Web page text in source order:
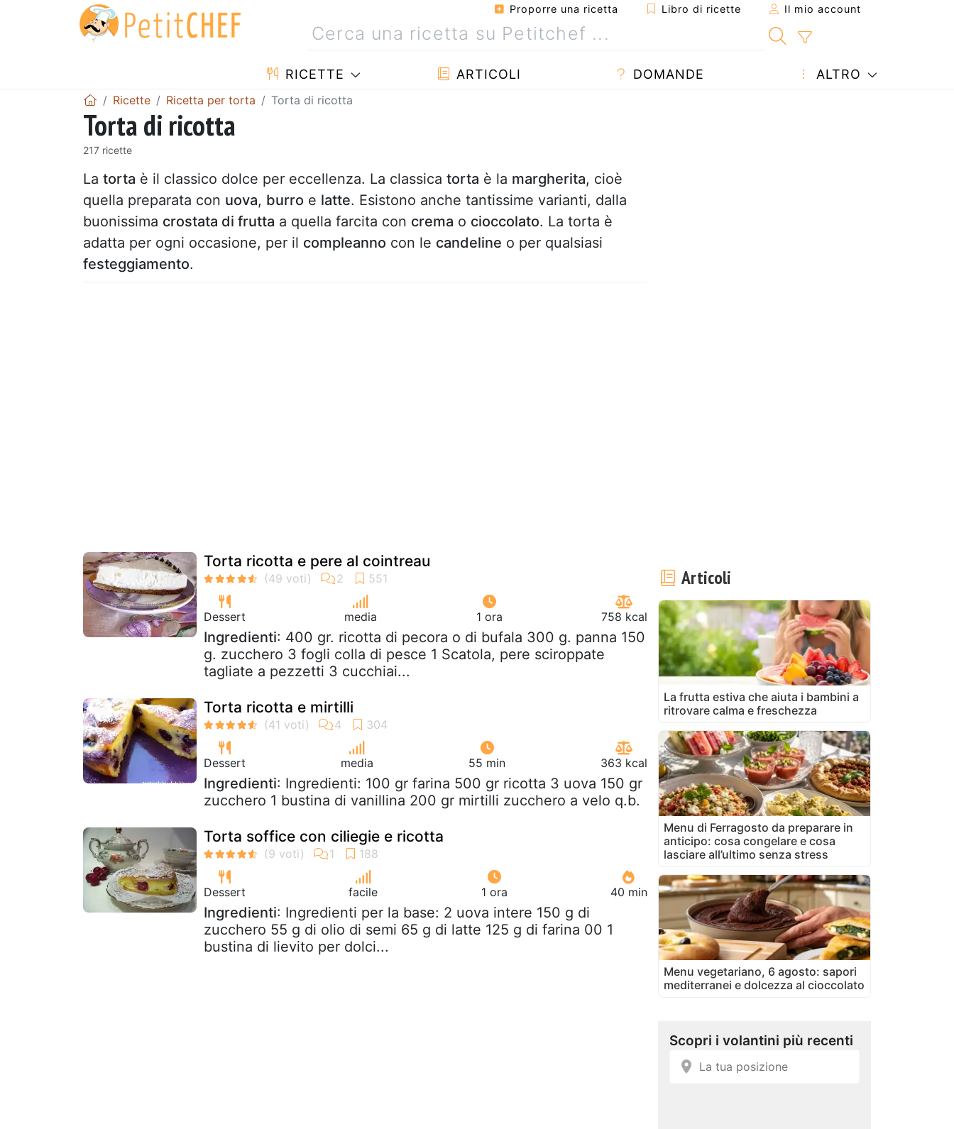
Proporre una ricetta Libro di ricette Il mio account
RICETTE ARTICOLI DOMANDE ALTRO
Ricette Ricetta per torta Torta di ricotta
Torta di ricotta
217 ricette
La torta è il classico dolce per eccellenza. La classica torta è la margherita, cioè
quella preparata con uova, burro e latte. Esistono anche tantissime varianti, dalla
buonissima crostata di frutta a quella farcita con crema o cioccolato. La torta è
adatta per ogni occasione, per il compleanno con le candeline o per qualsiasi
festeggiamento.
Torta ricotta e pere al cointreau
Dessert media 1 ora 758 kcal
Ingredienti: 400 gr. ricotta di pecora o di bufala 300 g. panna 150
g. zucchero 3 fogli colla di pesce 1 Scatola, pere sciroppate
tagliate a pezzetti 3 cucchiai...
Torta ricotta e mirtilli
Dessert media 55 min 363 kcal
Ingredienti: Ingredienti: 100 gr farina 500 gr ricotta 3 uova 150 gr
zucchero 1 bustina di vanillina 200 gr mirtilli zucchero a velo q.b.
Torta soffice con ciliegie e ricotta
Dessert facile 1 ora 40 min
Ingredienti: Ingredienti per la base: 2 uova intere 150 g di
zucchero 55 g di olio di semi 65 g di latte 125 g di farina 00 1
bustina di lievito per dolci...
Articoli
La frutta estiva che aiuta i bambini a
ritrovare calma e freschezza
Menu di Ferragosto da preparare in
anticipo: cosa congelare e cosa
lasciare all’ultimo senza stress
Menu vegetariano, 6 agosto: sapori
mediterranei e dolcezza al cioccolato